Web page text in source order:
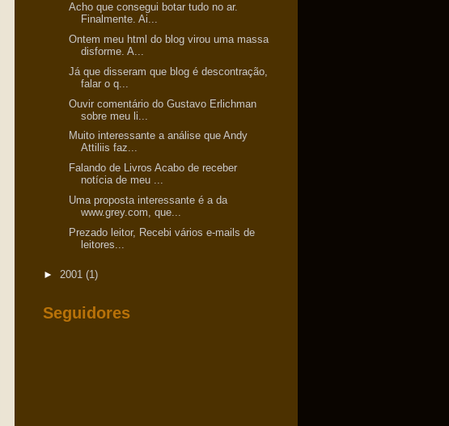
Acho que consegui botar tudo no ar.
Finalmente. Ai...
Ontem meu html do blog virou uma massa
disforme. A...
Já que disseram que blog é descontração,
falar o q...
Ouvir comentário do Gustavo Erlichman
sobre meu li...
Muito interessante a análise que Andy
Attiliis faz...
Falando de Livros Acabo de receber
notícia de meu ...
Uma proposta interessante é a da
www.grey.com, que...
Prezado leitor, Recebi vários e-mails de
leitores...
► 2001 (1)
Seguidores